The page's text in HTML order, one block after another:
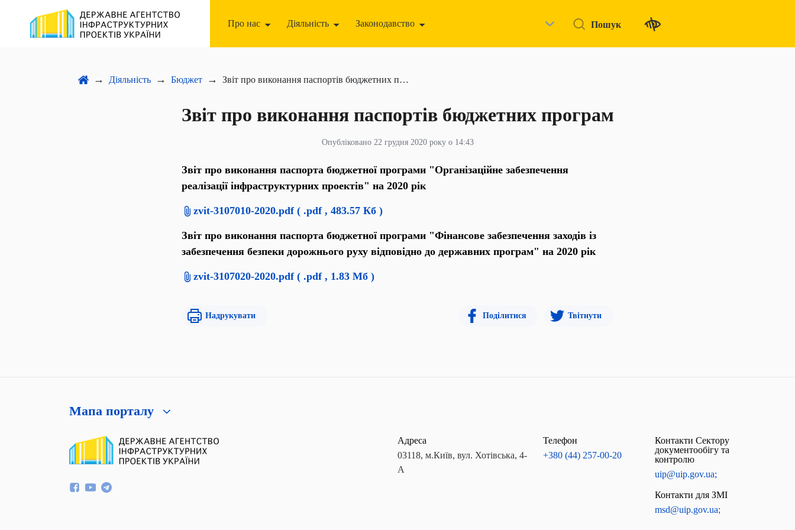
Про нас Діяльність Законодавство Пошук
Діяльність Бюджет Звіт про виконання паспортів бюджетних програм
Звіт про виконання паспортів бюджетних програм
Опубліковано 22 грудня 2020 року о 14:43
Звіт про виконання паспорта бюджетної програми "Організаційне забезпечення
реалізації інфраструктурних проектів" на 2020 рік
zvit-3107010-2020.pdf( .pdf , 483.57 Кб )
Звіт про виконання паспорта бюджетної програми "Фінансове забезпечення заходів із
забезпечення безпеки дорожнього руху відповідно до державних програм" на 2020 рік
zvit-3107020-2020.pdf( .pdf , 1.83 Мб )
Надрукувати Поділитися Твітнути
Мапа порталу
Адреса
03118, м.Київ, вул. Хотівська, 4-
А
Телефон
+380 (44) 257-00-20
Контакти Сектору
документообігу та
контролю
uip@uip.gov.ua;
Контакти для ЗМІ
msd@uip.gov.ua;